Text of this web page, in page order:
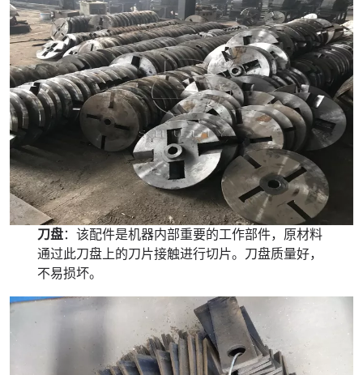
刀盘：该配件是机器内部重要的工作部件，原材料
通过此刀盘上的刀片接触进行切片。刀盘质量好，
不易损坏。